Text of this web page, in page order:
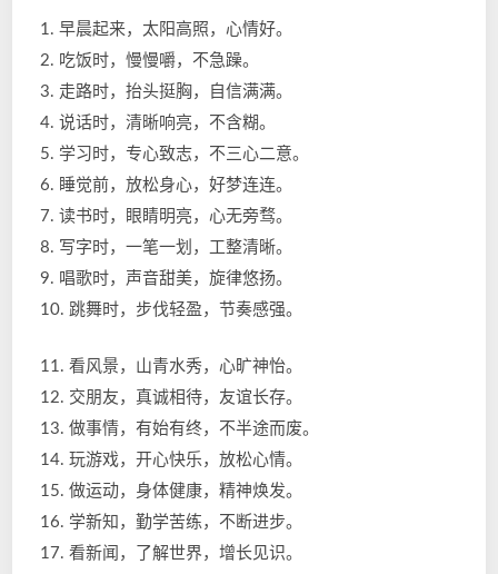
1. 早晨起来，太阳高照，心情好。
2. 吃饭时，慢慢嚼，不急躁。
3. 走路时，抬头挺胸，自信满满。
4. 说话时，清晰响亮，不含糊。
5. 学习时，专心致志，不三心二意。
6. 睡觉前，放松身心，好梦连连。
7. 读书时，眼睛明亮，心无旁骛。
8. 写字时，一笔一划，工整清晰。
9. 唱歌时，声音甜美，旋律悠扬。
10. 跳舞时，步伐轻盈，节奏感强。
11. 看风景，山青水秀，心旷神怡。
12. 交朋友，真诚相待，友谊长存。
13. 做事情，有始有终，不半途而废。
14. 玩游戏，开心快乐，放松心情。
15. 做运动，身体健康，精神焕发。
16. 学新知，勤学苦练，不断进步。
17. 看新闻，了解世界，增长见识。